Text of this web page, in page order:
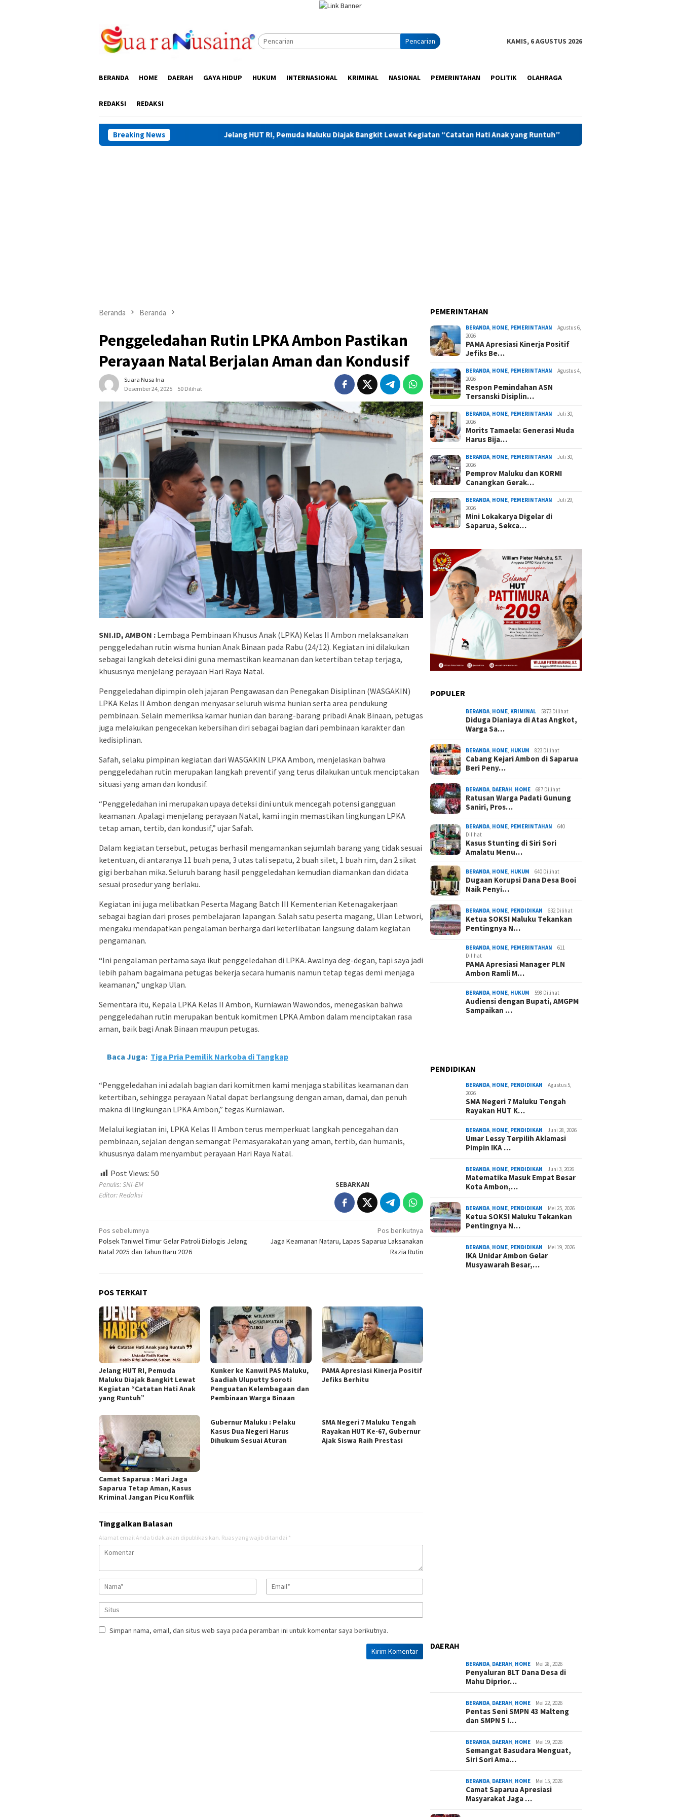
Pencarian
KAMIS, 6 AGUSTUS 2026
BERANDA HOME DAERAH GAYA HIDUP HUKUM INTERNASIONAL KRIMINAL NASIONAL PEMERINTAHAN POLITIK OLAHRAGA
REDAKSI REDAKSI
Breaking NewsJelang HUT RI, Pemuda Maluku Diajak Bangkit Lewat Kegiatan “Catatan Hati Anak yang Runtuh” Kunker ke Kanwil PAS Maluku, Saadiah
Beranda Beranda
Penggeledahan Rutin LPKA Ambon Pastikan
Perayaan Natal Berjalan Aman dan Kondusif
Suara Nusa Ina
Desember 24, 2025
50 Dilihat
SNI.ID, AMBON : Lembaga Pembinaan Khusus Anak (LPKA) Kelas II Ambon melaksanakan
penggeledahan rutin wisma hunian Anak Binaan pada Rabu (24/12). Kegiatan ini dilakukan
sebagai langkah deteksi dini guna memastikan keamanan dan ketertiban tetap terjaga,
khususnya menjelang perayaan Hari Raya Natal.
Penggeledahan dipimpin oleh jajaran Pengawasan dan Penegakan Disiplinan (WASGAKIN)
LPKA Kelas II Ambon dengan menyasar seluruh wisma hunian serta area pendukung
pembinaan. Selain memeriksa kamar hunian dan barang-barang pribadi Anak Binaan, petugas
juga melakukan pengecekan kebersihan diri sebagai bagian dari pembinaan karakter dan
kedisiplinan.
Safah, selaku pimpinan kegiatan dari WASGAKIN LPKA Ambon, menjelaskan bahwa
penggeledahan rutin merupakan langkah preventif yang terus dilakukan untuk menciptakan
situasi yang aman dan kondusif.
“Penggeledahan ini merupakan upaya deteksi dini untuk mencegah potensi gangguan
keamanan. Apalagi menjelang perayaan Natal, kami ingin memastikan lingkungan LPKA
tetap aman, tertib, dan kondusif,” ujar Safah.
Dalam kegiatan tersebut, petugas berhasil mengamankan sejumlah barang yang tidak sesuai
ketentuan, di antaranya 11 buah pena, 3 utas tali sepatu, 2 buah silet, 1 buah rim, dan 2 sikat
gigi berbahan mika. Seluruh barang hasil penggeledahan kemudian diamankan dan didata
sesuai prosedur yang berlaku.
Kegiatan ini juga melibatkan Peserta Magang Batch III Kementerian Ketenagakerjaan
sebagai bagian dari proses pembelajaran lapangan. Salah satu peserta magang, Ulan Letwori,
mengaku mendapatkan pengalaman berharga dari keterlibatan langsung dalam kegiatan
pengamanan.
“Ini pengalaman pertama saya ikut penggeledahan di LPKA. Awalnya deg-degan, tapi saya jadi
lebih paham bagaimana petugas bekerja secara humanis namun tetap tegas demi menjaga
keamanan,” ungkap Ulan.
Sementara itu, Kepala LPKA Kelas II Ambon, Kurniawan Wawondos, menegaskan bahwa
penggeledahan rutin merupakan bentuk komitmen LPKA Ambon dalam menciptakan rasa
aman, baik bagi Anak Binaan maupun petugas.
Baca Juga: Tiga Pria Pemilik Narkoba di Tangkap
“Penggeledahan ini adalah bagian dari komitmen kami menjaga stabilitas keamanan dan
ketertiban, sehingga perayaan Natal dapat berlangsung dengan aman, damai, dan penuh
makna di lingkungan LPKA Ambon,” tegas Kurniawan.
Melalui kegiatan ini, LPKA Kelas II Ambon terus memperkuat langkah pencegahan dan
pembinaan, sejalan dengan semangat Pemasyarakatan yang aman, tertib, dan humanis,
khususnya dalam menyambut perayaan Hari Raya Natal.
Post Views: 50
Penulis: SNI-EM
Editor: Redaksi
SEBARKAN
Navigasi
pos
Pos sebelumnya
Polsek Taniwel Timur Gelar Patroli Dialogis Jelang
Natal 2025 dan Tahun Baru 2026
Pos berikutnya
Jaga Keamanan Nataru, Lapas Saparua Laksanakan
Razia Rutin
POS TERKAIT
Jelang HUT RI, Pemuda
Maluku Diajak Bangkit Lewat
Kegiatan “Catatan Hati Anak
yang Runtuh”
Kunker ke Kanwil PAS Maluku,
Saadiah Uluputty Soroti
Penguatan Kelembagaan dan
Pembinaan Warga Binaan
PAMA Apresiasi Kinerja Positif
Jefiks Berhitu
Camat Saparua : Mari Jaga
Saparua Tetap Aman, Kasus
Kriminal Jangan Picu Konflik
Gubernur Maluku : Pelaku
Kasus Dua Negeri Harus
Dihukum Sesuai Aturan
SMA Negeri 7 Maluku Tengah
Rayakan HUT Ke-67, Gubernur
Ajak Siswa Raih Prestasi
Tinggalkan Balasan
Alamat email Anda tidak akan dipublikasikan. Ruas yang wajib ditandai *
Simpan nama, email, dan situs web saya pada peramban ini untuk komentar saya berikutnya.
PEMERINTAHAN
BERANDA, HOME, PEMERINTAHAN
Agustus 6,
2026
PAMA Apresiasi Kinerja Positif
Jefiks Be…
BERANDA, HOME, PEMERINTAHAN
Agustus 4,
2026
Respon Pemindahan ASN
Tersanski Disiplin…
BERANDA, HOME, PEMERINTAHAN
Juli 30,
2026
Morits Tamaela: Generasi Muda
Harus Bija…
BERANDA, HOME, PEMERINTAHAN
Juli 30,
2026
Pemprov Maluku dan KORMI
Canangkan Gerak…
BERANDA, HOME, PEMERINTAHAN
Juli 29,
2026
Mini Lokakarya Digelar di
Saparua, Sekca…
POPULER
BERANDA, HOME, KRIMINAL 5873 Dilihat
Diduga Dianiaya di Atas Angkot,
Warga Sa…
BERANDA, HOME, HUKUM 823 Dilihat
Cabang Kejari Ambon di Saparua
Beri Peny…
BERANDA, DAERAH, HOME 687 Dilihat
Ratusan Warga Padati Gunung
Saniri, Pros…
BERANDA, HOME, PEMERINTAHAN
640
Dilihat
Kasus Stunting di Siri Sori
Amalatu Menu…
BERANDA, HOME, HUKUM 640 Dilihat
Dugaan Korupsi Dana Desa Booi
Naik Penyi…
BERANDA, HOME, PENDIDIKAN 632 Dilihat
Ketua SOKSI Maluku Tekankan
Pentingnya N…
BERANDA, HOME, PEMERINTAHAN
611
Dilihat
PAMA Apresiasi Manager PLN
Ambon Ramli M…
BERANDA, HOME, HUKUM 598 Dilihat
Audiensi dengan Bupati, AMGPM
Sampaikan …
PENDIDIKAN
BERANDA, HOME, PENDIDIKAN
Agustus 5,
2026
SMA Negeri 7 Maluku Tengah
Rayakan HUT K…
BERANDA, HOME, PENDIDIKAN Juni 28, 2026
Umar Lessy Terpilih Aklamasi
Pimpin IKA …
BERANDA, HOME, PENDIDIKAN Juni 3, 2026
Matematika Masuk Empat Besar
Kota Ambon,…
BERANDA, HOME, PENDIDIKAN Mei 25, 2026
Ketua SOKSI Maluku Tekankan
Pentingnya N…
BERANDA, HOME, PENDIDIKAN Mei 19, 2026
IKA Unidar Ambon Gelar
Musyawarah Besar,…
DAERAH
BERANDA, DAERAH, HOME Mei 28, 2026
Penyaluran BLT Dana Desa di
Mahu Diprior…
BERANDA, DAERAH, HOME Mei 22, 2026
Pentas Seni SMPN 43 Malteng
dan SMPN 5 I…
BERANDA, DAERAH, HOME Mei 19, 2026
Semangat Basudara Menguat,
Siri Sori Ama…
BERANDA, DAERAH, HOME Mei 15, 2026
Camat Saparua Apresiasi
Masyarakat Jaga …